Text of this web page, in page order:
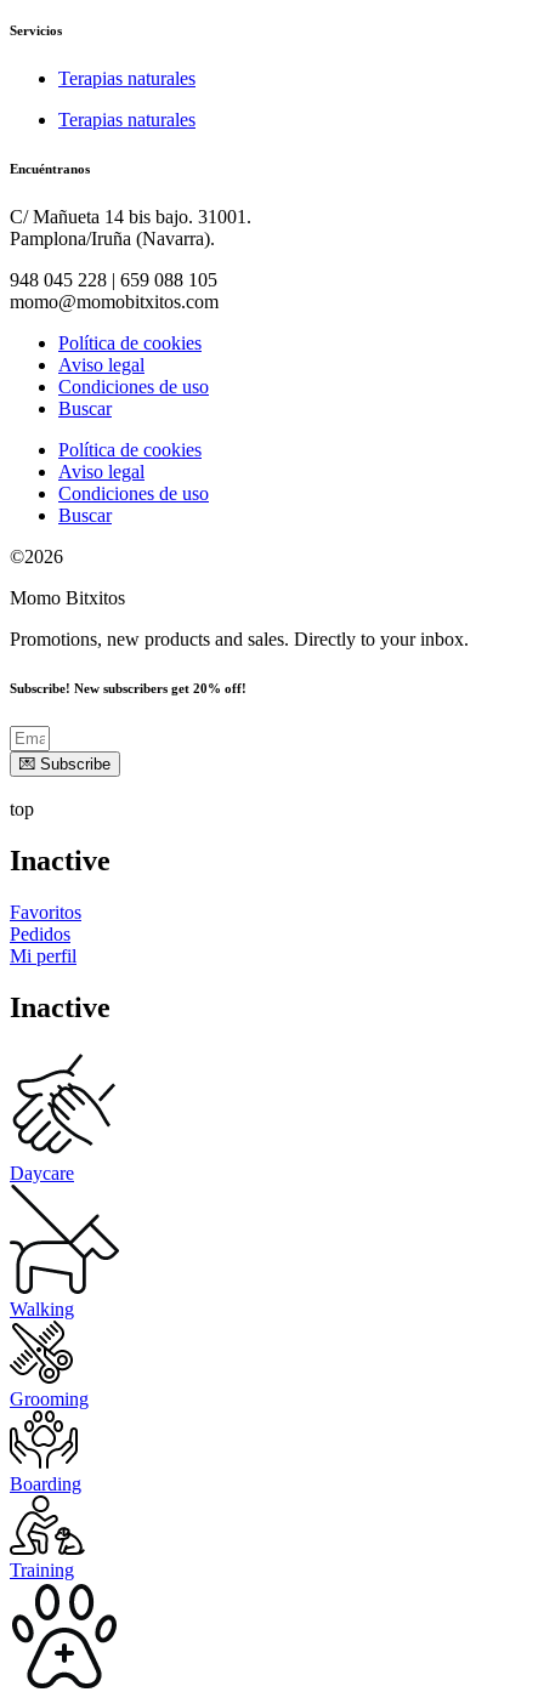
Servicios
Terapias naturales
Terapias naturales
Encuéntranos
C/ Mañueta 14 bis bajo. 31001.
Pamplona/Iruña (Navarra).
948 045 228 | 659 088 105
momo@momobitxitos.com
Política de cookies
Aviso legal
Condiciones de uso
Buscar
Política de cookies
Aviso legal
Condiciones de uso
Buscar
©2026
Momo Bitxitos
Promotions, new products and sales. Directly to your inbox.
Subscribe! New subscribers get 20% off!
💌 Subscribe
top
Inactive
Favoritos
Pedidos
Mi perfil
Inactive
Daycare
Walking
Grooming
Boarding
Training